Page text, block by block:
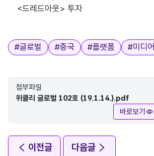
<드레드아웃> 투자
태그
#글로벌 #중국 #플랫폼 #미디어
첨부파일
위클리 글로벌 102호 (19.1.14.).pdf
바로보기
이전글 다음글